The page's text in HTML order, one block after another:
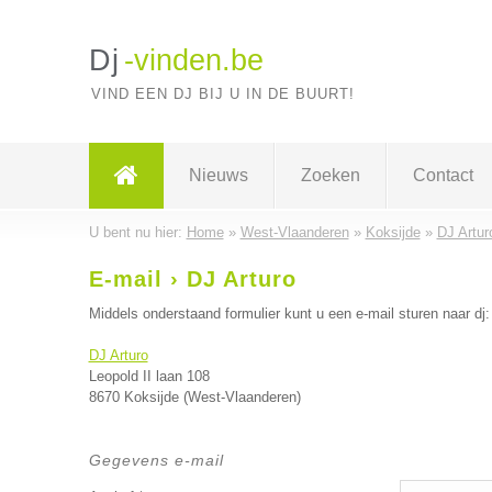
Dj -vinden.be
VIND EEN DJ BIJ U IN DE BUURT!
Nieuws Zoeken Contact
U bent nu hier: Home» West-Vlaanderen» Koksijde» DJ
E-mail › DJ Arturo
Middels onderstaand formulier kunt u een e-mail sturen naar dj:
DJ Arturo
Leopold II laan 108
8670 Koksijde (West-Vlaanderen)
Gegevens e-mail